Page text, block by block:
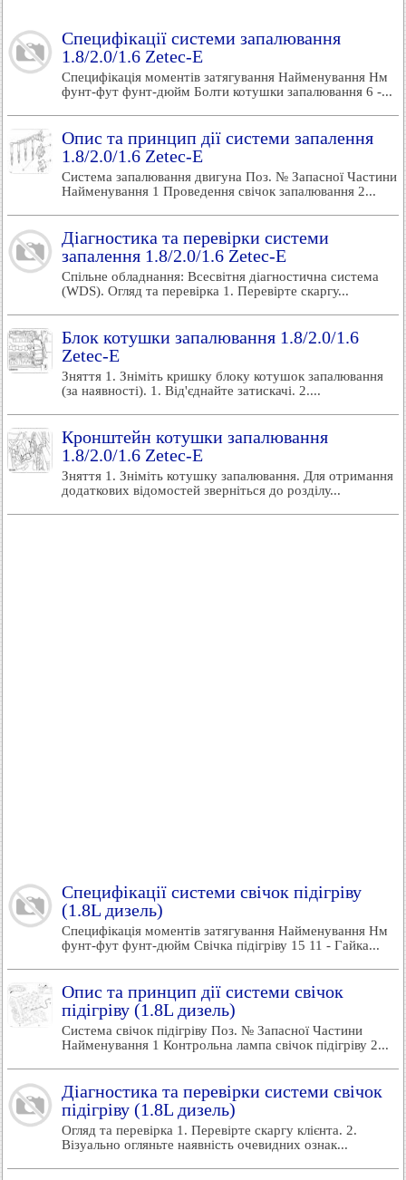
Специфікації системи запалювання
1.8/2.0/1.6 Zetec-E
Специфікація моментів затягування Найменування Нм
фунт-фут фунт-дюйм Болти котушки запалювання 6 -...
Опис та принцип дії системи запалення
1.8/2.0/1.6 Zetec-E
Система запалювання двигуна Поз. № Запасної Частини
Найменування 1 Проведення свічок запалювання 2...
Діагностика та перевірки системи
запалення 1.8/2.0/1.6 Zetec-E
Спільне обладнання: Всесвітня діагностична система
(WDS). Огляд та перевірка 1. Перевірте скаргу...
Блок котушки запалювання 1.8/2.0/1.6
Zetec-E
Зняття 1. Зніміть кришку блоку котушок запалювання
(за наявності). 1. Від'єднайте затискачі. 2....
Кронштейн котушки запалювання
1.8/2.0/1.6 Zetec-E
Зняття 1. Зніміть котушку запалювання. Для отримання
додаткових відомостей зверніться до розділу...
Специфікації системи свічок підігріву
(1.8L дизель)
Специфікація моментів затягування Найменування Нм
фунт-фут фунт-дюйм Свічка підігріву 15 11 - Гайка...
Опис та принцип дії системи свічок
підігріву (1.8L дизель)
Система свічок підігріву Поз. № Запасної Частини
Найменування 1 Контрольна лампа свічок підігріву 2...
Діагностика та перевірки системи свічок
підігріву (1.8L дизель)
Огляд та перевірка 1. Перевірте скаргу клієнта. 2.
Візуально огляньте наявність очевидних ознак...